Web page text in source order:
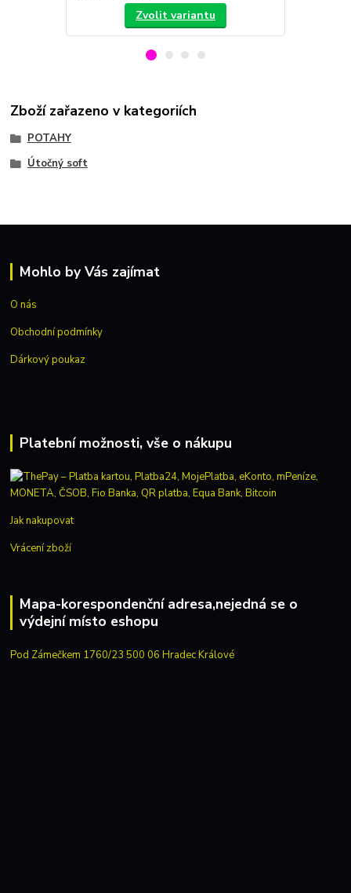
Zvolit variantu
Zboží zařazeno v kategoriích
POTAHY
Útočný soft
Mohlo by Vás zajímat
O nás
Obchodní podmínky
Dárkový poukaz
Platební možnosti, vše o nákupu
Jak nakupovat
Vrácení zboží
Mapa-korespondenční adresa,nejedná se o
výdejní místo eshopu
Pod Zámečkem 1760/23 500 06 Hradec Králové